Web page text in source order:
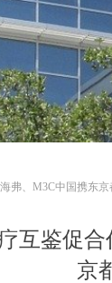
互鉴促
京
弗、M3C中国携东